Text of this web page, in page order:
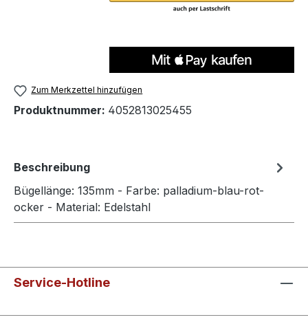
Zum Merkzettel hinzufügen
Produktnummer: 4052813025455
Beschreibung
Bügellänge: 135mm - Farbe: palladium-blau-rot-
ocker - Material: Edelstahl
Service-Hotline